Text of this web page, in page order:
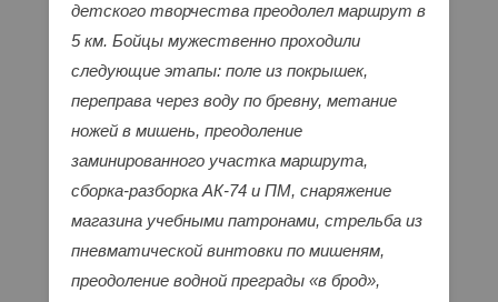
детского творчества преодолел маршрут в
5 км. Бойцы мужественно проходили
следующие этапы: поле из покрышек,
переправа через воду по бревну, метание
ножей в мишень, преодоление
заминированного участка маршрута,
сборка-разборка АК-74 и ПМ, снаряжение
магазина учебными патронами, стрельба из
пневматической винтовки по мишеням,
преодоление водной преграды «в брод»,